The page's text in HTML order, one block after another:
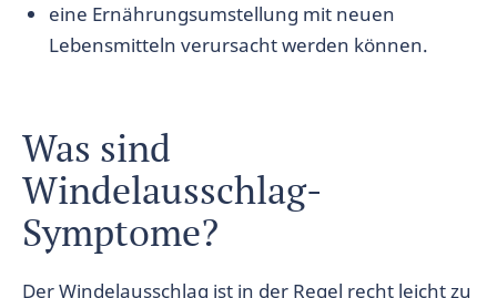
eine Ernährungsumstellung mit neuen
Lebensmitteln verursacht werden können.
Was sind
Windelausschlag-
Symptome?
Der Windelausschlag ist in der Regel recht leicht zu